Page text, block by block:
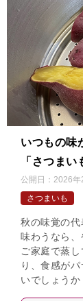
いつもの味
「さつま
公開日： 2026年
さつまいも
秋の味覚の
味わうなら、
ご家庭で蒸
り、食感が
いでしょう